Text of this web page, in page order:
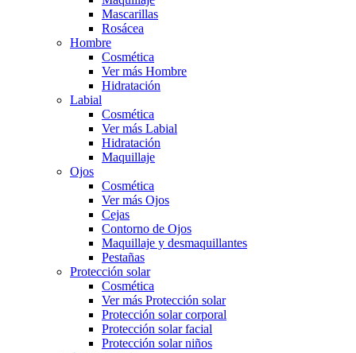
Mascarillas
Rosácea
Hombre
Cosmética
Ver más Hombre
Hidratación
Labial
Cosmética
Ver más Labial
Hidratación
Maquillaje
Ojos
Cosmética
Ver más Ojos
Cejas
Contorno de Ojos
Maquillaje y desmaquillantes
Pestañas
Protección solar
Cosmética
Ver más Protección solar
Protección solar corporal
Protección solar facial
Protección solar niños